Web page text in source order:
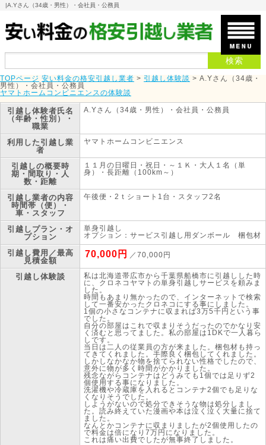
|A.Yさん（34歳・男性）・会社員・公務員
TOPページ 安い料金の格安引越し業者 > 引越し体験談 > A.Yさん（34歳・
男性）・会社員・公務員
ヤマトホームコンビニエンスの体験談
引越し体験者 氏名
（年齢・性別）・
職業
A.Yさん（34歳・男性）・会社員・公務員
利用した引越し業
者
ヤマトホームコンビニエンス
引越しの概要時
期・間取り・人
数・距離
１１月の日曜日・祝日・～１Ｋ・大人１名（単
身）・長距離（100km～）
引越し業者の内容
時間帯（便）・
車・スタッフ
午後便・2ｔショート1台・スタッフ2名
引越しプラン・オ
プション
単身引越し
オプション：サービス引越し用ダンボール 梱包材
引越し費用／最高
見積金額
70,000円 ／70,000円
引越し体験談
私は北海道帯広市から千葉県船橋市に引越しした時
に、クロネコヤマトの単身引越しサービスを頼みま
した。
時間もあまり無かったので、インターネットで検索
して一番安かったクロネコにする事にしました。
1個の小さなコンテナに収まれば3万5千円という事
でした。
自分の部屋はこれで収まりそうだったのでかなり安
く済むと思ってました。私の部屋は1DKで一人暮ら
しです。
当日は二人の従業員の方が来ました。梱包材も持っ
てきてくれました。手際良く梱包してくれました。
しかしなかなか物を捨てられない性格でしたので、
意外に物が多く時間がかかりました。
残念ながらコンテナはどうみても1個では足りず2
個使用する事になりました。
洗濯機や冷蔵庫を入れるとコンテナ2個でも足りな
くなりそうでした。
しようがないので処分できそうな物は処分しまし
た。読み終えていた漫画や本は泣く泣く大量に捨て
ました。
なんとかコンテナに収まりましたが2個使用したの
で料金は倍になり7万円になりました。
これは痛い出費でしたが無事終了しました。